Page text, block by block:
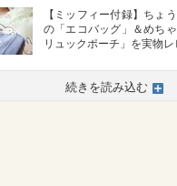
【ミッフィー付録】ちょ
の「エコバッグ」＆めち
リュックポーチ」を実物レ
続きを読み込む